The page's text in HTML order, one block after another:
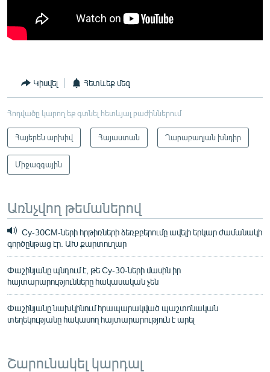
Կիսվել Հետևեք մեզ
Հոդվածը կարող եք գտնել հետևյալ բաժիններում
Հայերեն արխիվ Հայաստան Ղարաբաղյան խնդիր
Միջազգային
Առնչվող թեմաներով
Су-30СМ-ների հրթիռների ձեռքբերումը ավելի երկար ժամանակի
գործընթաց էր. ԱԽ քարտուղար
Փաշինյանը պնդում է, թե Су-30-ների մասին իր
հայտարարությունները հակասական չեն
Փաշինյանը նախկինում հրապարակված պաշտոնական
տեղեկությանը հակասող հայտարարություն է արել
Շարունակել կարդալ